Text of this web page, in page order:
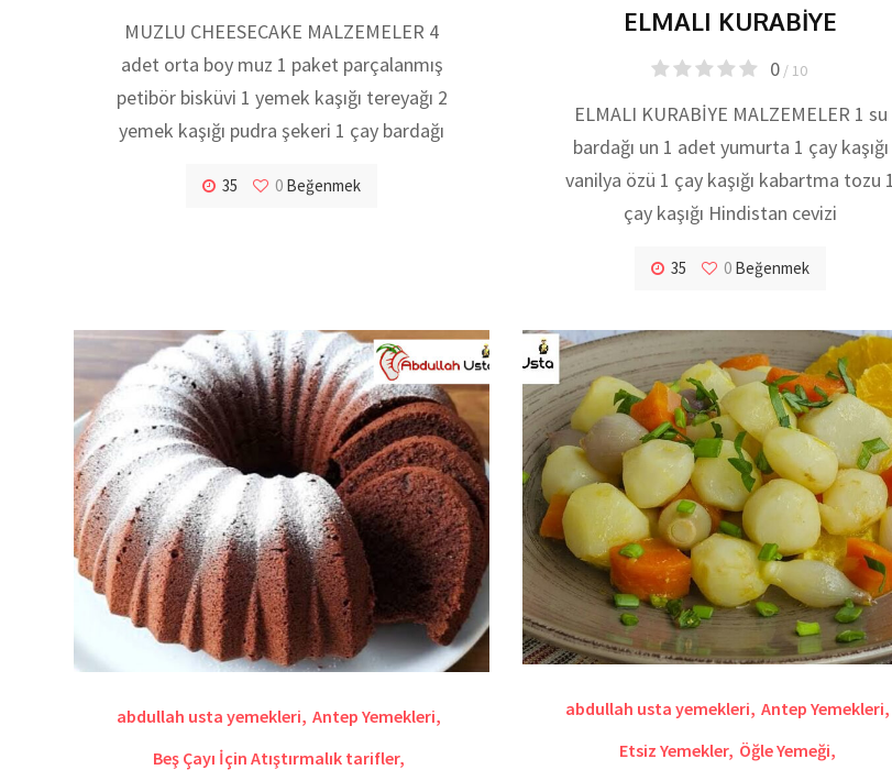
MUZLU CHEESECAKE MALZEMELER 4
adet orta boy muz 1 paket parçalanmış
petibör bisküvi 1 yemek kaşığı tereyağı 2
yemek kaşığı pudra şekeri 1 çay bardağı
35 0 Beğenmek
ELMALI KURABİYE
0/ 10
ELMALI KURABİYE MALZEMELER 1 su
bardağı un 1 adet yumurta 1 çay kaşığı
vanilya özü 1 çay kaşığı kabartma tozu 1
çay kaşığı Hindistan cevizi
35 0 Beğenmek
abdullah usta yemekleri, Antep Yemekleri,
Beş Çayı İçin Atıştırmalık tarifler,
abdullah usta yemekleri, Antep Yemekleri,
Etsiz Yemekler, Öğle Yemeği,